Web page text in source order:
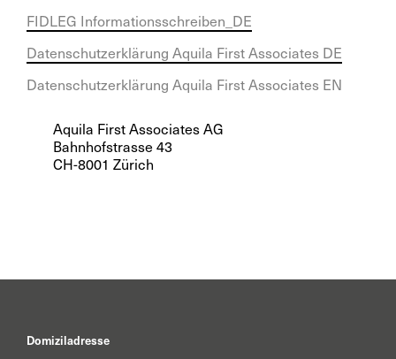
FIDLEG Informationsschreiben_DE
Datenschutzerklärung Aquila First Associates DE
Datenschutzerklärung Aquila First Associates EN
Aquila First Associates AG
Bahnhofstrasse 43
CH-8001 Zürich
Domiziladresse